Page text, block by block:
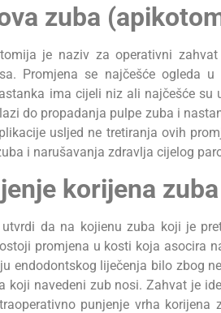
zuba
je naziv za operativni
Promjena se najčešće ogleda
ima cijeli niz ali najčešće
do propadanja pulpe zuba i
usljed ne tretiranja ovih
i narušavanja zdravlja cijelog
korijena
da na kojienu zuba koji je
promjena u kosti koja asocira
endodontskog liječenja bilo zbog
koji navedeni zub nosi. Zahvat je
punjenje vrha